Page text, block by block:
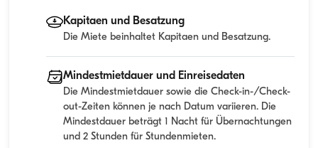
Kapitaen und Besatzung
Die Miete beinhaltet Kapitaen und Besatzung.
Mindestmietdauer und Einreisedaten
Die Mindestmietdauer sowie die Check-in-/Check-
out-Zeiten können je nach Datum variieren. Die
Mindestdauer beträgt 1 Nacht für Übernachtungen
und 2 Stunden für Stundenmieten.